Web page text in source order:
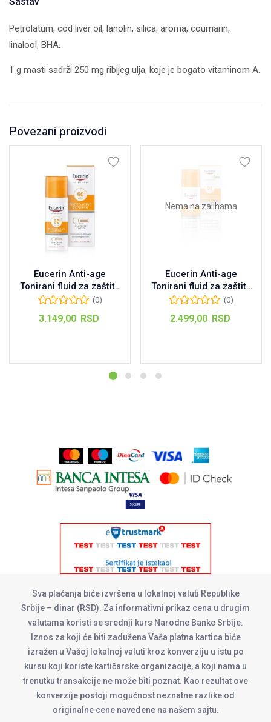
Petrolatum, cod liver oil, lanolin, silica, aroma, coumarin,
linalool, BHA.
1 g masti sadrži 250 mg ribljeg ulja, koje je bogato vitaminom A.
Povezani proizvodi
Eucerin Anti-age
Tonirani fluid za zaštitu
od sunca SPF50+
(0)
3.149,00 RSD
Nema na zalihama
Eucerin Anti-age
Tonirani fluid za zaštitu
od sunca SPF50+ Svetli
(0)
2.499,00 RSD
Sva plaćanja biće izvršena u lokalnoj valuti Republike
Srbije – dinar (RSD). Za informativni prikaz cena u drugim
valutama koristi se srednji kurs Narodne Banke Srbije.
Iznos za koji će biti zadužena Vaša platna kartica biće
izražen u Vašoj lokalnoj valuti kroz konverziju u istu po
kursu koji koriste kartičarske organizacije, a koji nama u
trenutku transakcije ne može biti poznat. Kao rezultat ove
konverzije postoji mogućnost neznatne razlike od
originalne cene navedene na našem sajtu.